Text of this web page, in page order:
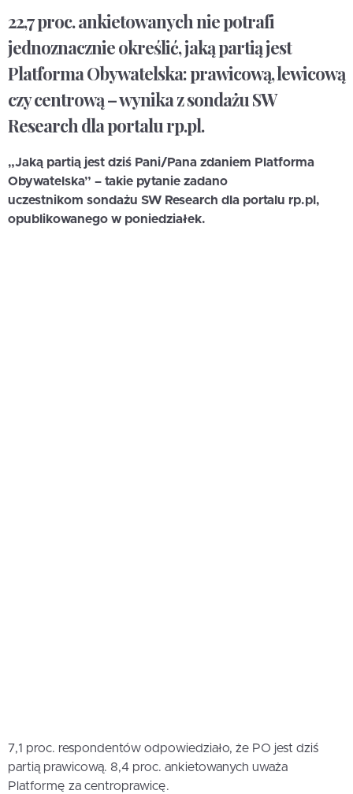
22,7 proc. ankietowanych nie potrafi
jednoznacznie określić, jaką partią jest
Platforma Obywatelska: prawicową, lewicową
czy centrową – wynika z sondażu SW
Research dla portalu rp.pl.
„Jaką partią jest dziś Pani/Pana zdaniem Platforma
Obywatelska” – takie pytanie zadano
uczestnikom sondażu SW Research dla portalu rp.pl,
opublikowanego w poniedziałek.
7,1 proc. respondentów odpowiedziało, że PO jest dziś
partią prawicową. 8,4 proc. ankietowanych uważa
Platformę za centroprawicę.